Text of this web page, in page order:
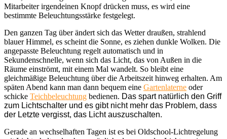
Mitarbeiter irgendeinen Knopf drücken muss, es wird eine
bestimmte Beleuchtungsstärke festgelegt.
Den ganzen Tag über ändert sich das Wetter draußen, strahlend
blauer Himmel, es scheint die Sonne, es ziehen dunkle Wolken. Die
angepasste Beleuchtung regelt automatisch und in
Sekundenschnelle, wenn sich das Licht, das von Außen in die
Räume einströmt, mit einem Mal wandelt. So bleibt eine
gleichmäßige Beleuchtung über die Arbeitszeit hinweg erhalten. Am
späten Abend kann man dann bequem eine Gartenlaterne oder
schicke Teichbeleuchtung bedienen. Das spart natürlich den Griff
zum Lichtschalter und es gibt nicht mehr das Problem, dass
der Letzte vergisst, das Licht auszuschalten.
Gerade an wechselhaften Tagen ist es bei Oldschool-Lichtregelung